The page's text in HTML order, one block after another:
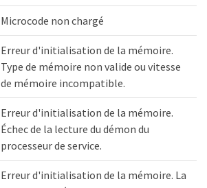
Microcode non chargé
Erreur d'initialisation de la mémoire.
Type de mémoire non valide ou vitesse
de mémoire incompatible.
Erreur d'initialisation de la mémoire.
Échec de la lecture du démon du
processeur de service.
Erreur d'initialisation de la mémoire. La